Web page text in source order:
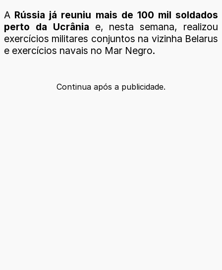
A Rússia já reuniu mais de 100 mil soldados
perto da Ucrânia e, nesta semana, realizou
exercícios militares conjuntos na vizinha Belarus
e exercícios navais no Mar Negro.
Continua após a publicidade.